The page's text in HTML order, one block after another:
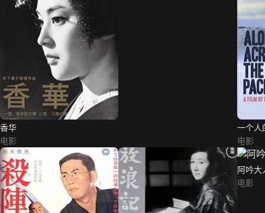
香华
电影
一个人
电影
阿吟大
电影